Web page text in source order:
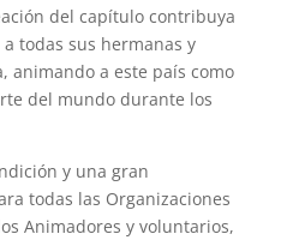
del capítulo contribuya
a todas sus hermanas y
animando a este país como
del mundo durante los
y una gran
todas las Organizaciones
Animadores y voluntarios,